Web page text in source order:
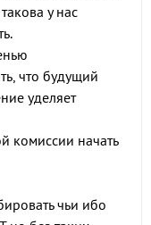
у нас
что будущий
уделяет
комиссии начать
чьи ибо